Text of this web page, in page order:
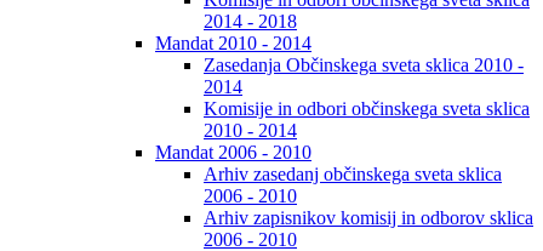
2014 - 2018
Mandat 2010 - 2014
Zasedanja Občinskega sveta sklica 2010 -
2014
Komisije in odbori občinskega sveta sklica
2010 - 2014
Mandat 2006 - 2010
Arhiv zasedanj občinskega sveta sklica
2006 - 2010
Arhiv zapisnikov komisij in odborov sklica
2006 - 2010